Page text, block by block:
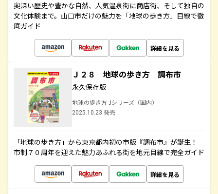
奥深い歴史や豊かな自然、人気温泉街に商店街、そして独自の
文化体験まで。山口市だけの魅力を「地球の歩き方」目線で徹
底ガイド
詳細を見る
Ｊ２８ 地球の歩き方 調布市
永久保存版
地球の歩き方 Jシリーズ（国内）
2025.10.23 発売
「地球の歩き方」から東京都内初の市版『調布市』が誕生！
市制７０周年を迎えた魅力あふれる街を地元目線で完全ガイド
詳細を見る